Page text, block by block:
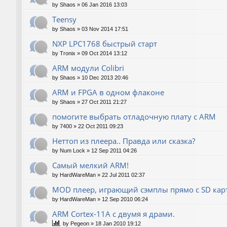
by Shaos » 06 Jan 2016 13:03
Teensy
by Shaos » 03 Nov 2014 17:51
NXP LPC1768 быстрый старт
by Tronix » 09 Oct 2014 13:12
ARM модули Colibri
by Shaos » 10 Dec 2013 20:46
ARM и FPGA в одном флаконе
by Shaos » 27 Oct 2011 21:27
помогите выбрать отладочную плату с ARM
by 7400 » 22 Oct 2011 09:23
Неттоп из плеера.. Правда или сказка?
by Num Lock » 12 Sep 2011 04:26
Самый мелкий ARM!
by HardWareMan » 22 Jul 2011 02:37
MOD плеер, играющий сэмплы прямо с SD
by HardWareMan » 12 Sep 2010 06:24
ARM Cortex-11A с двумя я драми.
by Pegeon » 18 Jan 2010 19:12